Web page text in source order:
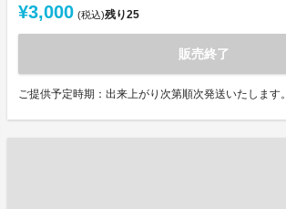
¥3,000 (税込)残り25
販売終了
ご提供予定時期：出来上がり次第順次発送いたします。